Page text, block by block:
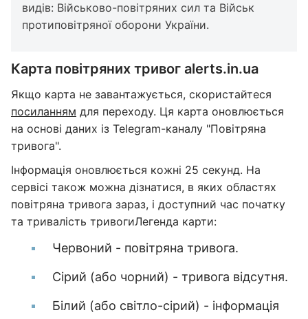
видів: Військово-повітряних сил та Військ
протиповітряної оборони України.
Карта повітряних тривог alerts.in.ua
Якщо карта не завантажується, скористайтеся
посиланням для переходу. Ця карта оновлюється
на основі даних із Telegram-каналу "Повітряна
тривога".
Інформація оновлюється кожні 25 секунд. На
сервісі також можна дізнатися, в яких областях
повітряна тривога зараз, і доступний час початку
та тривалість тривогиЛегенда карти:
Червоний - повітряна тривога.
Сірий (або чорний) - тривога відсутня.
Білий (або світло-сірий) - інформація